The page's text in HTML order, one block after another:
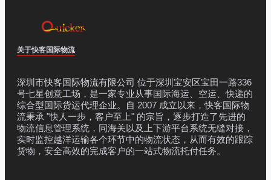
关于快客国际物流
深圳市快客国际物流有限公司 位于深圳宝安区宝田一路336
号七星创意工场，是一家专业从事国际海运、空运、快递的
综合型国际货运代理企业。自 2007 成立以来，快客国际物
流秉承 "快人一步，客户至上" 的宗旨，逐步打造了先进的
物流信息管理系统，同海关以及上下游平台系统无缝对接，
实时监控越洋运输各个环节中的物流状态，从而有效的跟踪
货物，安全高效的完成客户的一站式物流托付任务。